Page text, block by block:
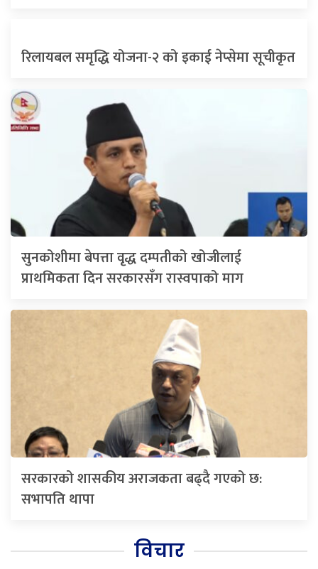
रिलायबल समृद्धि योजना-२ को इकाई नेप्सेमा सूचीकृत
सुनकोशीमा बेपत्ता वृद्ध दम्पतीको खोजीलाई
प्राथमिकता दिन सरकारसँग रास्वपाको माग
सरकारको शासकीय अराजकता बढ्दै गएको छ:
सभापति थापा
विचार